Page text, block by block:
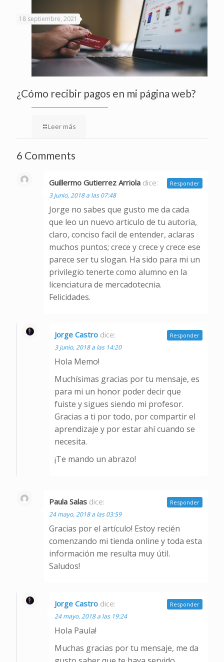
18 septiembre, 2021
¿Cómo recibir pagos en mi página web?
Leer más
6 Comments
Guillermo Gutierrez Arriola dice:
3 junio, 2018 a las 07:48
Jorge no sabes que gusto me da cada
que leo un nuevo articulo de tu autoria,
claro, conciso facil de entender, aclaras
muchos puntos; crece y crece y crece ese
parece ser tu slogan. Ha sido para mi un
privilegio tenerte como alumno en la
licenciatura de mercadotecnia.
Felicidades.
Responder
Jorge Castro dice:
3 junio, 2018 a las 14:20
Hola Memo!
Muchísimas gracias por tu mensaje, es
para mi un honor poder decir que
fuiste y sigues siendo mi profesor.
Gracias a ti por todo, por compartir el
aprendizaje y por estar ahí cuando se
necesita.
¡Te mando un abrazo!
Responder
Paula Salas dice:
24 mayo, 2018 a las 03:59
Gracias por el artículo! Estoy recién
comenzando mi tienda online y toda esta
información me resulta muy útil.
Saludos!
Responder
Jorge Castro dice:
24 mayo, 2018 a las 19:24
Hola Paula!
Muchas gracias por tu mensaje, me da
Responder